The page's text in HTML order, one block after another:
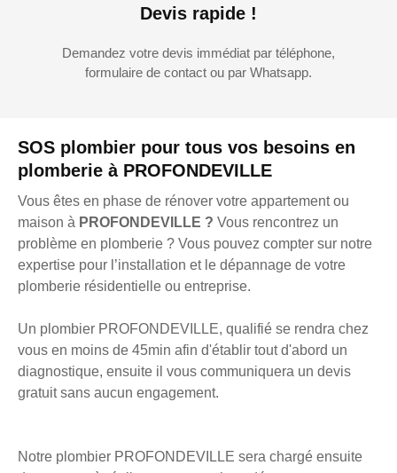
SOS plombier pour tous vos besoins en
plomberie à PROFONDEVILLE
Vous êtes en phase de rénover votre appartement ou
maison à PROFONDEVILLE ? Vous rencontrez un
problème en plomberie ? Vous pouvez compter sur notre
expertise pour l’installation et le dépannage de votre
plomberie résidentielle ou entreprise.
Un plombier PROFONDEVILLE, qualifié se rendra chez
vous en moins de 45min afin d'établir tout d'abord un
diagnostique, ensuite il vous communiquera un devis
gratuit sans aucun engagement.
Notre plombier PROFONDEVILLE sera chargé ensuite
Devis rapide !
Demandez votre devis immédiat par téléphone,
formulaire de contact ou par Whatsapp.